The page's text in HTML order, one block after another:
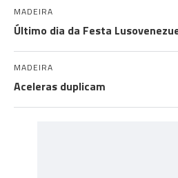
MADEIRA
Último dia da Festa
MADEIRA
Aceleras duplicam